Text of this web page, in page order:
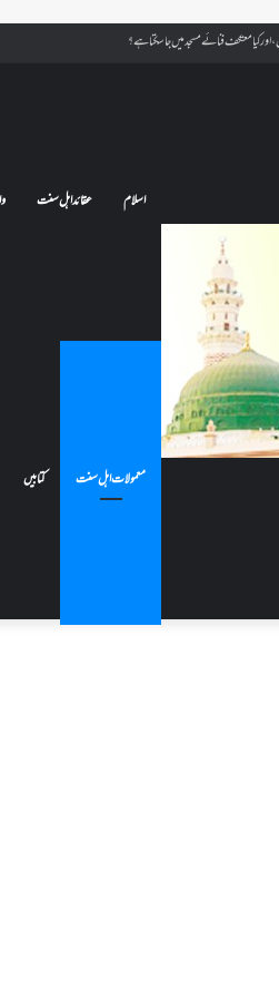
کیا معتکف فنائے مسجد میں جا سکتا ہے؟
اسلام عقائد اہل سنت
معمولات اہل سنت کتابیں